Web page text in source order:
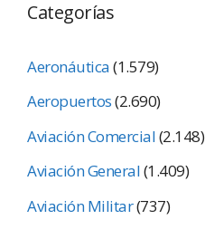
Categorías
Aeronáutica(1.579)
Aeropuertos(2.690)
Aviación Comercial(2.148)
Aviación General(1.409)
Aviación Militar(737)